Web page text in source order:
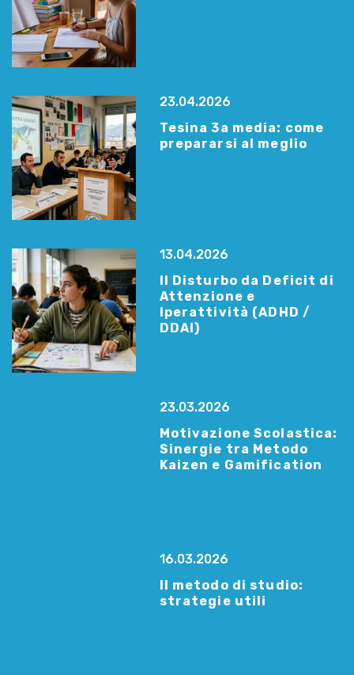
23.04.2026
Tesina 3a media: come
prepararsi al meglio
13.04.2026
Il Disturbo da Deficit di
Attenzione e
Iperattività (ADHD /
DDAI)
23.03.2026
Motivazione Scolastica:
Sinergie tra Metodo
Kaizen e Gamification
16.03.2026
Il metodo di studio:
strategie utili